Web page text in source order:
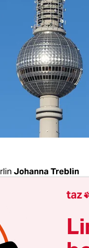
Johanna Treblin
treten
vor die
für
taz